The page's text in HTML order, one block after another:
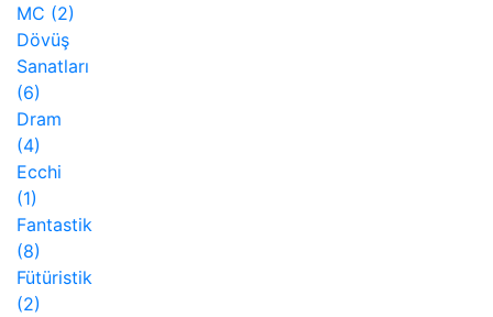
MC (2)
Dövüş
Sanatları
(6)
Dram
(4)
Ecchi
(1)
Fantastik
(8)
Fütüristik
(2)